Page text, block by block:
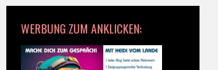
WERBUNG ZUM ANKLICKEN: